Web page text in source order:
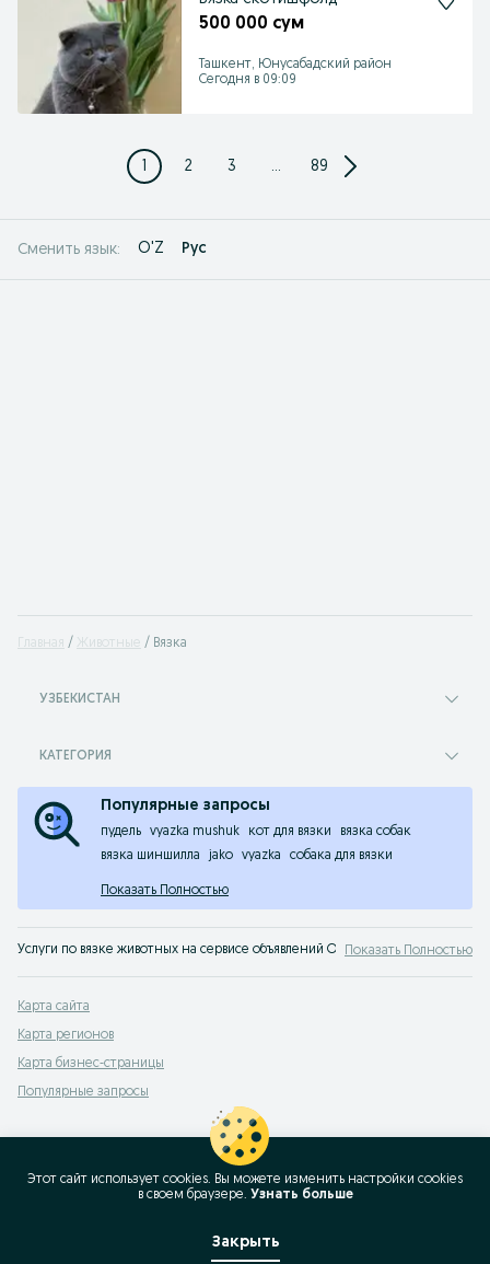
500 000 сум
Ташкент, Юнусабадский район
Сегодня в 09:09
1 2 3 ... 89
Сменить язык: O'Z Рус
Главная Животные Вязка
УЗБЕКИСТАН
КАТЕГОРИЯ
Популярные запросы
пудель vyazka mushuk кот для вязки
вязка собак
вязка шиншилла
jako vyazka собака для вязки
Показать Полностью
Услуги по вязке животных на сервисе объявлений OLX (ранее Torg)
Показать Полностью
Карта сайта
Карта регионов
Карта бизнес-страницы
Популярные запросы
Этот сайт использует cookies. Вы можете изменить настройки cookies
в своeм браузере. Узнать больше
Закрыть